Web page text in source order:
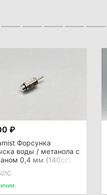
₽
Форсунка
воды / метанола с
0,4 мм (140сс)